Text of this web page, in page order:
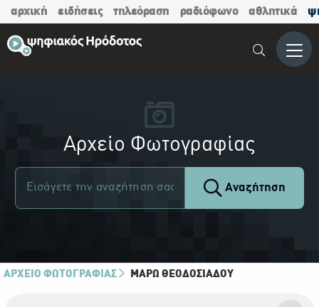
αρχική ειδήσεις τηλεόραση ραδιόφωνο αθλητικά
Μενού
Αρχείο Φωτογραφίας
Αναζήτηση
ΑΡΧΕΙΟ ΦΩΤΟΓΡΑΦΙΑΣ ΜΆΡΩ ΘΕΟΔΟΣΙΆΔΟΥ